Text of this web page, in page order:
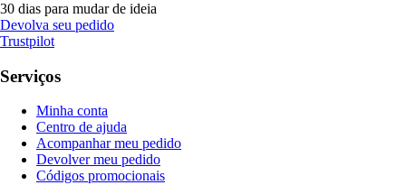
30 dias para mudar de ideia
Devolva seu pedido
Trustpilot
Serviços
Minha conta
Centro de ajuda
Acompanhar meu pedido
Devolver meu pedido
Códigos promocionais